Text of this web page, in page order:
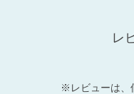
レ
※レビューは、